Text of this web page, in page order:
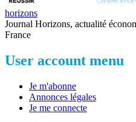
horizons
Journal Horizons, actualité
France
User account menu
Je m'abonne
Annonces légales
Je me connecte